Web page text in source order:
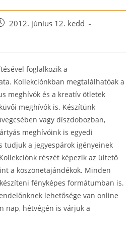
2012. június 12. kedd
foglalkozik a
Kollekciónkban megtalálhatóak a
meghívók és a kreatív ötletek
meghívók is. Készítünk
vagy díszdobozban,
meghívóink is egyedi
tudjuk a jegyespárok igényeinek
részét képezik az ültető
a köszönetajándékok. Minden
fényképes formátumban is.
lehetősége van online
nap, hétvégén is várjuk a